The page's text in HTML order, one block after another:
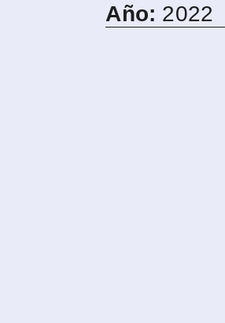
Año: 2022